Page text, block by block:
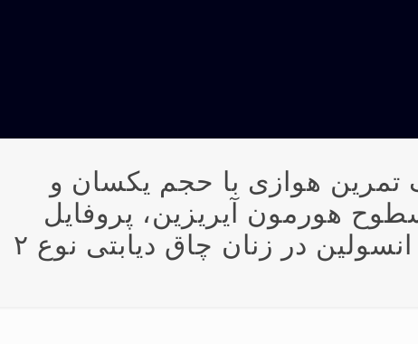
تمرین هوازی با حجم یکسان و
هورمون‌ آیریزین، پروفایل
در زنان چاق دیابتی نوع ۲